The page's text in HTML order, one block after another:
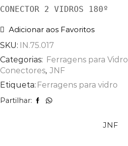
CONECTOR 2 VIDROS 180º
Adicionar aos Favoritos
SKU: IN.75.017
Categorias: Ferragens para Vidro
Conectores, JNF
Etiqueta: Ferragens para vidro
Partilhar:
JNF